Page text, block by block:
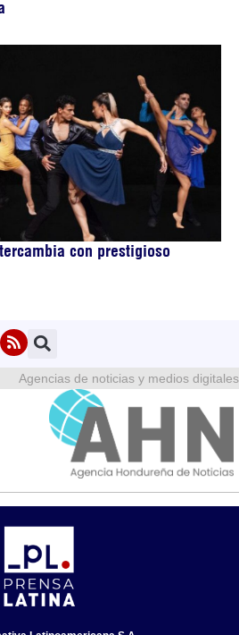
con prestigioso
Agencias de noticias y medios digitales